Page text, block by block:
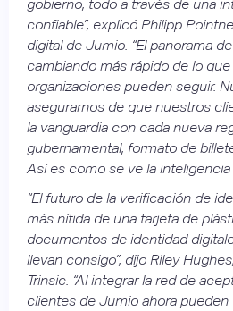
gobierno, todo a través de una
confiable”, explicó Philipp
digital de Jumio. “El panorama
cambiando más rápido de lo
organizaciones pueden seguir.
asegurarnos de que nuestros
la vanguardia con cada nueva
gubernamental, formato de
Así es como se ve la inteligencia
“El futuro de la verificación de
más nítida de una tarjeta de
documentos de identidad
llevan consigo”, dijo Riley
Trinsic. “Al integrar la red de
clientes de Jumio ahora pueden